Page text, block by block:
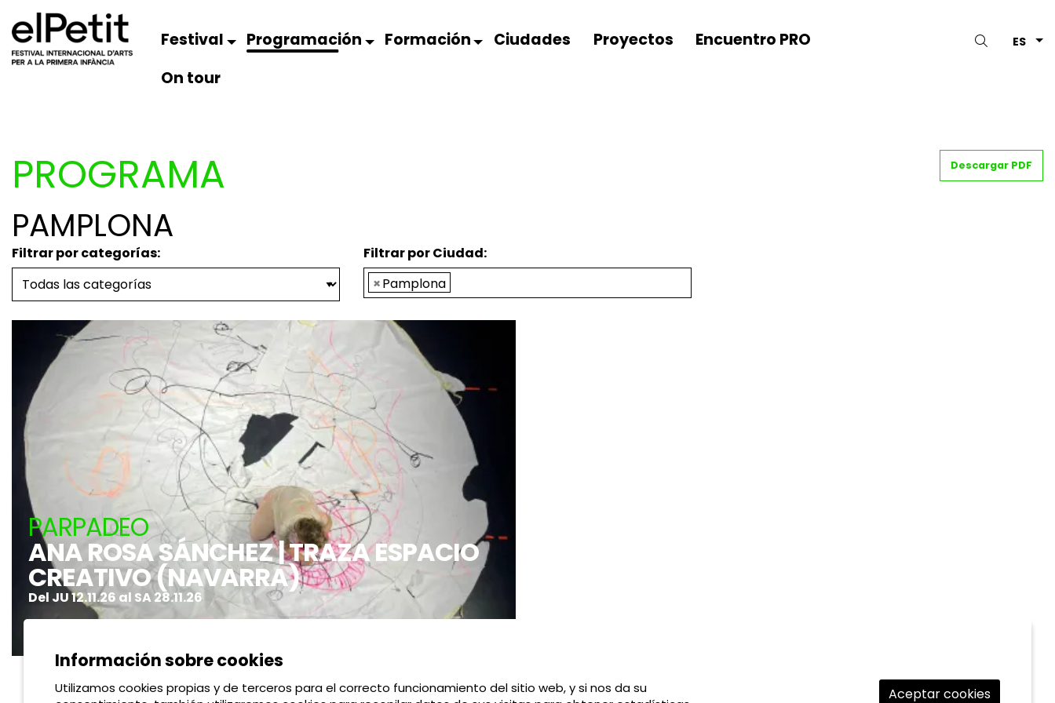
ES
Buscar
Festival Programación Formación Ciudades Proyectos
Encuentro PRO
On tour
PROGRAMA Descargar PDF
PAMPLONA
Filtrar por categorías:
Filtrar por Ciudad:
×Pamplona
PARPADEO
ANA ROSA SÁNCHEZ | TRAZA ESPACIO
CREATIVO (NAVARRA)
Del JU 12.11.26 al SA 28.11.26
Información sobre cookies
Utilizamos cookies propias y de terceros para el correcto funcionamiento del sitio web, y si nos da su
Aceptar cookies